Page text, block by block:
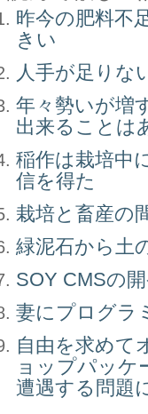
昨今の肥料不
きい
人手が足りな
年々勢いが増
出来ることは
稲作は栽培中
信を得た
栽培と畜産の
緑泥石から土
SOY CMSの
妻にプログラ
自由を求めて
ョップパッケ
遭遇する問題